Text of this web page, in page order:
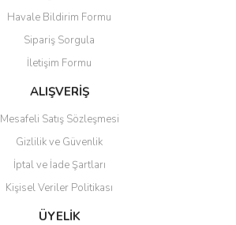
Havale Bildirim Formu
Sipariş Sorgula
İletişim Formu
ALIŞVERİŞ
Mesafeli Satış Sözleşmesi
Gizlilik ve Güvenlik
İptal ve İade Şartları
Kişisel Veriler Politikası
ÜYELİK